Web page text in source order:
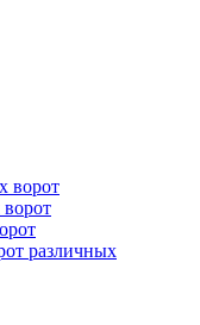
ворот
различных